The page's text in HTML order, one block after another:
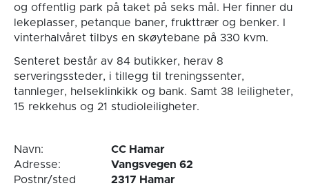
og offentlig park på taket på seks mål. Her finner du
lekeplasser, petanque baner, frukttrær og benker. I
vinterhalvåret tilbys en skøytebane på 330 kvm.
Senteret består av 84 butikker, herav 8
serveringssteder, i tillegg til treningssenter,
tannleger, helseklinkikk og bank. Samt 38 leiligheter,
15 rekkehus og 21 studioleiligheter.
Navn:
CC Hamar
Adresse:
Vangsvegen 62
Postnr/sted
2317 Hamar